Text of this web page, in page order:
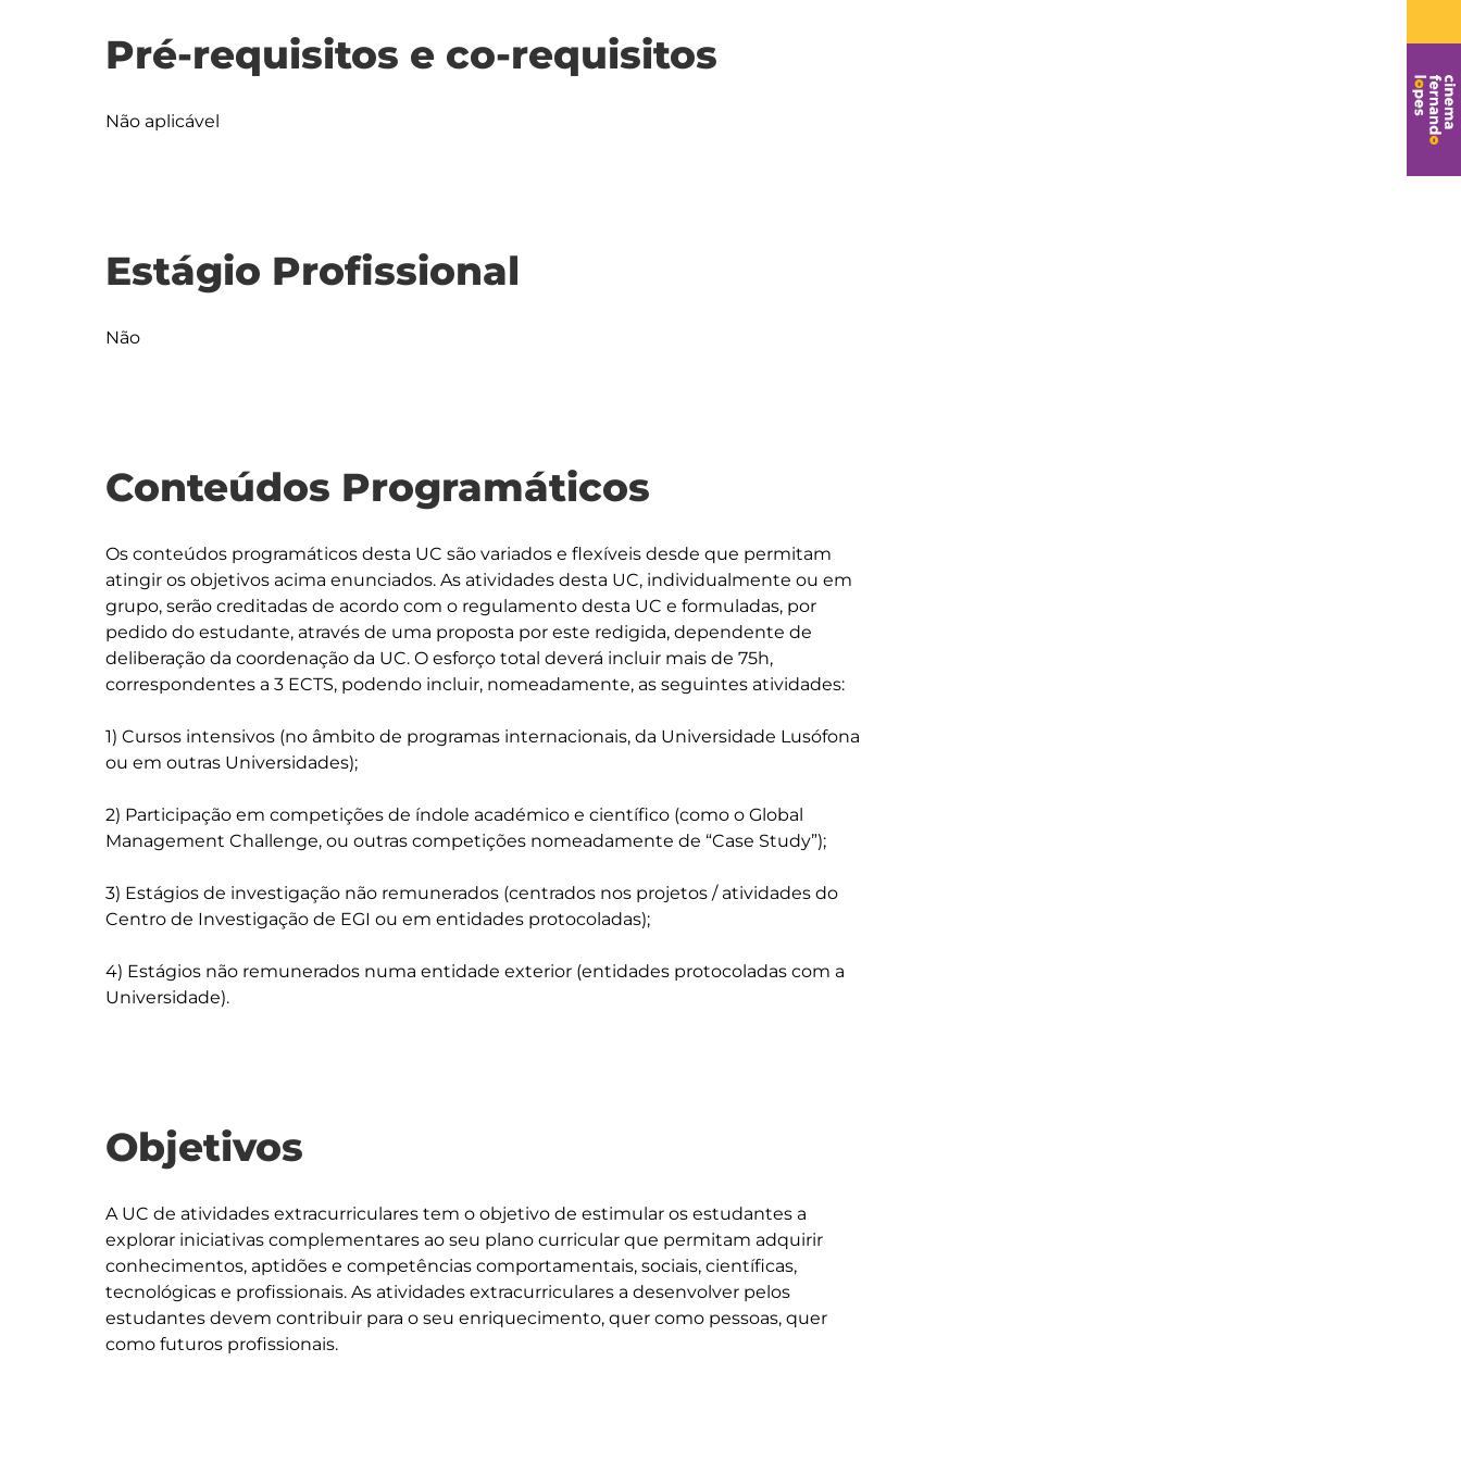
Pré-requisitos e co-requisitos
Não aplicável
Estágio Profissional
Não
Conteúdos Programáticos
Os conteúdos programáticos desta UC são variados e flexíveis desde que permitam
atingir os objetivos acima enunciados. As atividades desta UC, individualmente ou em
grupo, serão creditadas de acordo com o regulamento desta UC e formuladas, por
pedido do estudante, através de uma proposta por este redigida, dependente de
deliberação da coordenação da UC. O esforço total deverá incluir mais de 75h,
correspondentes a 3 ECTS, podendo incluir, nomeadamente, as seguintes atividades:
1) Cursos intensivos (no âmbito de programas internacionais, da Universidade Lusófona
ou em outras Universidades);
2) Participação em competições de índole académico e científico (como o Global
Management Challenge, ou outras competições nomeadamente de “Case Study”);
3) Estágios de investigação não remunerados (centrados nos projetos / atividades do
Centro de Investigação de EGI ou em entidades protocoladas);
4) Estágios não remunerados numa entidade exterior (entidades protocoladas com a
Objetivos
A UC de atividades extracurriculares tem o objetivo de estimular os estudantes a
explorar iniciativas complementares ao seu plano curricular que permitam adquirir
conhecimentos, aptidões e competências comportamentais, sociais, científicas,
tecnológicas e profissionais. As atividades extracurriculares a desenvolver pelos
estudantes devem contribuir para o seu enriquecimento, quer como pessoas, quer